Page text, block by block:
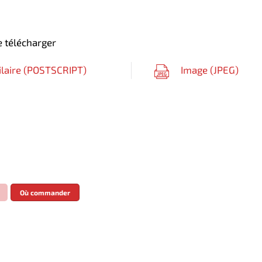
télécharger
(POSTSCRIPT) Image (JPEG)
Où commander